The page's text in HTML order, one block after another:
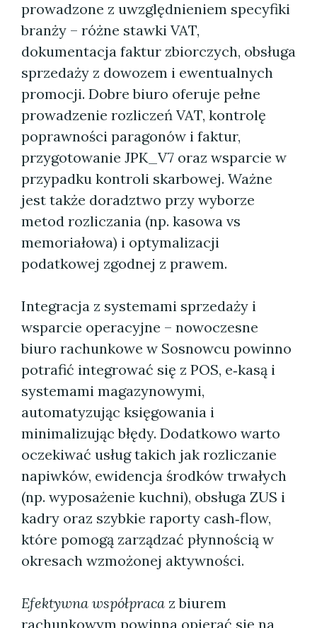
prowadzone z uwzględnieniem specyfiki
branży – różne stawki VAT,
dokumentacja faktur zbiorczych, obsługa
sprzedaży z dowozem i ewentualnych
promocji. Dobre biuro oferuje pełne
prowadzenie rozliczeń VAT, kontrolę
poprawności paragonów i faktur,
przygotowanie JPK_V7 oraz wsparcie w
przypadku kontroli skarbowej. Ważne
jest także doradztwo przy wyborze
metod rozliczania (np. kasowa vs
memoriałowa) i optymalizacji
podatkowej zgodnej z prawem.
Integracja z systemami sprzedaży i
wsparcie operacyjne – nowoczesne
biuro rachunkowe w Sosnowcu powinno
potrafić integrować się z POS, e‑kasą i
systemami magazynowymi,
automatyzując księgowania i
minimalizując błędy. Dodatkowo warto
oczekiwać usług takich jak rozliczanie
napiwków, ewidencja środków trwałych
(np. wyposażenie kuchni), obsługa ZUS i
kadry oraz szybkie raporty cash‑flow,
które pomogą zarządzać płynnością w
okresach wzmożonej aktywności.
Efektywna współpraca z biurem
rachunkowym powinna opierać się na